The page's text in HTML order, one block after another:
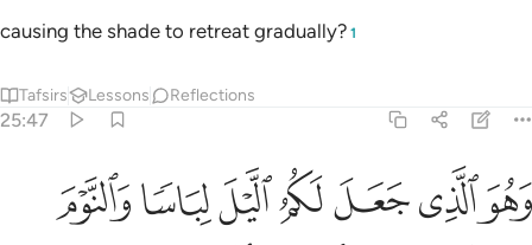
causing the shade to retreat gradually? 1
Tafsirs Lessons Reflections
25:47
وهو الذي جعل لكم الليل لباسا والنوم سباتا وجعل النهار نشورا ٤٧
وَهُوَ ٱلَّذِى جَعَلَ لَكُمُ ٱلَّيْلَ لِبَاسًۭا وَٱلنَّوْمَ سُبَاتًۭا وَجَعَلَ ٱلنَّهَارَ
ﱩﱪﱫﱬﱭﱮﱯ